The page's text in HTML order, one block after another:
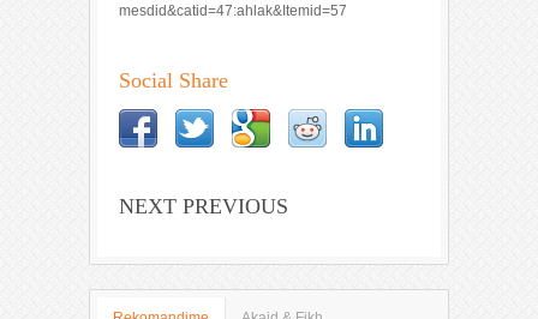
mesdid&catid=47:ahlak&Itemid=57
Social Share
NEXT PREVIOUS